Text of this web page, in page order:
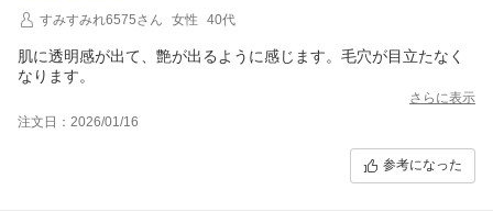
すみすみれ6575さん
女性 40代
肌に透明感が出て、艶が出るように感じます。毛穴が目立たなく
なります。
さらに表示
注文日：2026/01/16
参考になった